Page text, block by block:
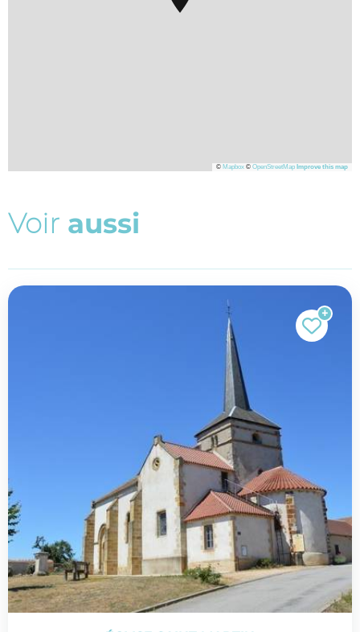
© Mapbox © OpenStreetMap Improve this map
Voir aussi